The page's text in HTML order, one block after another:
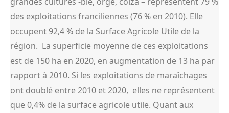
des exploitations franciliennes (76 % en 2010). Elle
occupent 92,4 % de la Surface Agricole Utile de la
région. La superficie moyenne de ces exploitations
est de 150 ha en 2020, en augmentation de 13 ha par
rapport à 2010. Si les exploitations de maraîchages
ont doublé entre 2010 et 2020, elles ne représentent
que 0,4% de la surface agricole utile. Quant aux